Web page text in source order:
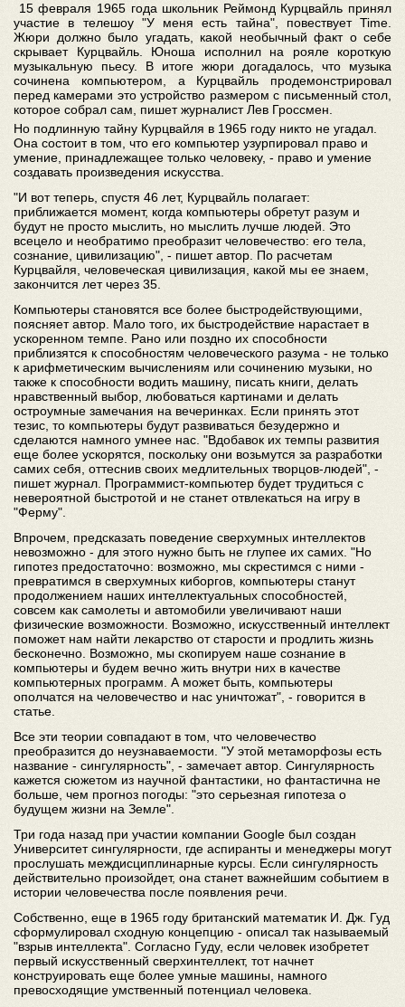
15 февраля 1965 года школьник Реймонд Курцвайль принял
участие в телешоу "У меня есть тайна", повествует Time.
Жюри должно было угадать, какой необычный факт о себе
скрывает Курцвайль. Юноша исполнил на рояле короткую
музыкальную пьесу. В итоге жюри догадалось, что музыка
сочинена компьютером, а Курцвайль продемонстрировал
перед камерами это устройство размером с письменный стол,
которое собрал сам, пишет журналист Лев Гроссмен.
Но подлинную тайну Курцвайля в 1965 году никто не угадал.
Она состоит в том, что его компьютер узурпировал право и
умение, принадлежащее только человеку, - право и умение
создавать произведения искусства.
"И вот теперь, спустя 46 лет, Курцвайль полагает:
приближается момент, когда компьютеры обретут разум и
будут не просто мыслить, но мыслить лучше людей. Это
всецело и необратимо преобразит человечество: его тела,
сознание, цивилизацию", - пишет автор. По расчетам
Курцвайля, человеческая цивилизация, какой мы ее знаем,
закончится лет через 35.
Компьютеры становятся все более быстродействующими,
поясняет автор. Мало того, их быстродействие нарастает в
ускоренном темпе. Рано или поздно их способности
приблизятся к способностям человеческого разума - не только
к арифметическим вычислениям или сочинению музыки, но
также к способности водить машину, писать книги, делать
нравственный выбор, любоваться картинами и делать
остроумные замечания на вечеринках. Если принять этот
тезис, то компьютеры будут развиваться безудержно и
сделаются намного умнее нас. "Вдобавок их темпы развития
еще более ускорятся, поскольку они возьмутся за разработки
самих себя, оттеснив своих медлительных творцов-людей", -
пишет журнал. Программист-компьютер будет трудиться с
невероятной быстротой и не станет отвлекаться на игру в
"Ферму".
Впрочем, предсказать поведение сверхумных интеллектов
невозможно - для этого нужно быть не глупее их самих. "Но
гипотез предостаточно: возможно, мы скрестимся с ними -
превратимся в сверхумных киборгов, компьютеры станут
продолжением наших интеллектуальных способностей,
совсем как самолеты и автомобили увеличивают наши
физические возможности. Возможно, искусственный интеллект
поможет нам найти лекарство от старости и продлить жизнь
бесконечно. Возможно, мы скопируем наше сознание в
компьютеры и будем вечно жить внутри них в качестве
компьютерных программ. А может быть, компьютеры
ополчатся на человечество и нас уничтожат", - говорится в
статье.
Все эти теории совпадают в том, что человечество
преобразится до неузнаваемости. "У этой метаморфозы есть
название - сингулярность", - замечает автор. Сингулярность
кажется сюжетом из научной фантастики, но фантастична не
больше, чем прогноз погоды: "это серьезная гипотеза о
будущем жизни на Земле".
Три года назад при участии компании Google был создан
Университет сингулярности, где аспиранты и менеджеры могут
прослушать междисциплинарные курсы. Если сингулярность
действительно произойдет, она станет важнейшим событием в
истории человечества после появления речи.
Собственно, еще в 1965 году британский математик И. Дж. Гуд
сформулировал сходную концепцию - описал так называемый
"взрыв интеллекта". Согласно Гуду, если человек изобретет
первый искусственный сверхинтеллект, тот начнет
конструировать еще более умные машины, намного
превосходящие умственный потенциал человека.